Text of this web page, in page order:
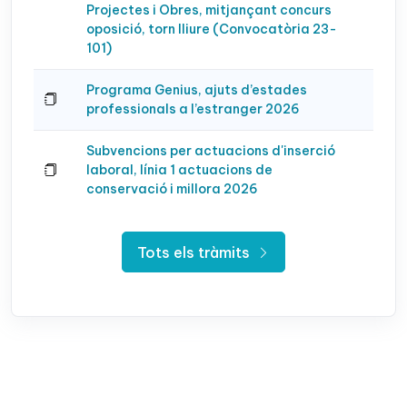
Projectes i Obres, mitjançant concurs
oposició, torn lliure (Convocatòria 23-
101)
Programa Genius, ajuts d’estades
professionals a l’estranger 2026
Subvencions per actuacions d'inserció
laboral, línia 1 actuacions de
conservació i millora 2026
Tots els tràmits